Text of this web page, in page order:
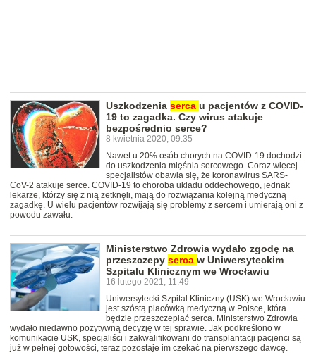
Uszkodzenia serca u pacjentów z COVID-
19 to zagadka. Czy wirus atakuje
bezpośrednio serce?
8 kwietnia 2020, 09:35
Nawet u 20% osób chorych na COVID-19 dochodzi
do uszkodzenia mięśnia sercowego. Coraz więcej
specjalistów obawia się, że koronawirus SARS-
CoV-2 atakuje serce. COVID-19 to choroba układu oddechowego, jednak
lekarze, którzy się z nią zetknęli, mają do rozwiązania kolejną medyczną
zagadkę. U wielu pacjentów rozwijają się problemy z sercem i umierają oni z
powodu zawału.
Ministerstwo Zdrowia wydało zgodę na
przeszczepy serca w Uniwersyteckim
Szpitalu Klinicznym we Wrocławiu
16 lutego 2021, 11:49
Uniwersytecki Szpital Kliniczny (USK) we Wrocławiu
jest szóstą placówką medyczną w Polsce, która
będzie przeszczepiać serca. Ministerstwo Zdrowia
wydało niedawno pozytywną decyzję w tej sprawie. Jak podkreślono w
komunikacie USK, specjaliści i zakwalifikowani do transplantacji pacjenci są
już w pełnej gotowości, teraz pozostaje im czekać na pierwszego dawcę.